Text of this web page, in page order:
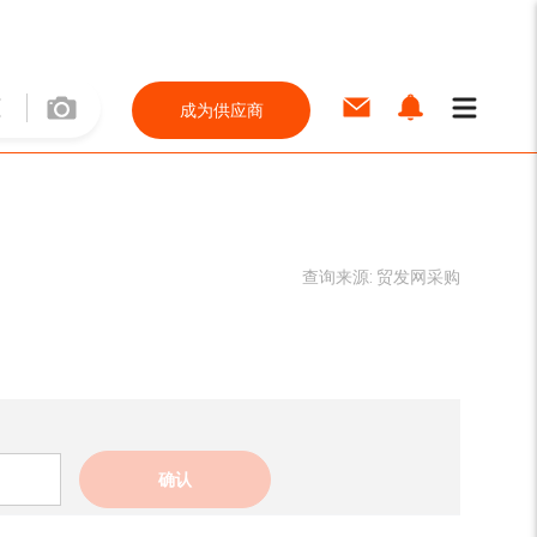
成为供应商
查询来源: 贸发网采购
确认